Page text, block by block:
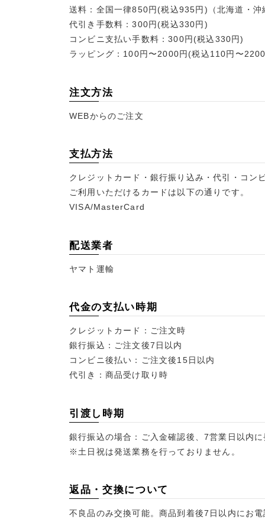
送料：全国一律850円(税込935円)（北海道・沖
代引き手数料：300円(税込330円)
コンビニ支払い手数料：300円(税込330円)
ラッピング：100円〜2000円(税込110円〜
注文方法
WEBからのご注文
支払方法
クレジットカード・銀行振り込み・代引・コン
ご利用いただけるカードは以下の通りです。
VISA/MasterCard
配送業者
ヤマト運輸
代金の支払い時期
クレジットカード：ご注文時
銀行振込：ご注文後7日以内
コンビニ後払い：ご注文後15日以内
代引き：商品受け取り時
引渡し時期
銀行振込の場合：ご入金確認後、7営業日以内に
※土日祝は発送業務を行っておりません。
返品・交換について
不良品のみ交換可能。商品到着後7日以内にお